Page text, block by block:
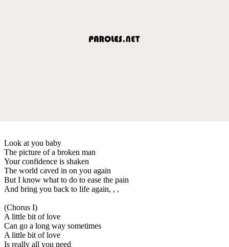
Look at you baby
The picture of a broken man
Your confidence is shaken
The world caved in on you again
But I know what to do to ease the pain
And bring you back to life again, , ,
(Chorus I)
A little bit of love
Can go a long way sometimes
A little bit of love
Is really all you need